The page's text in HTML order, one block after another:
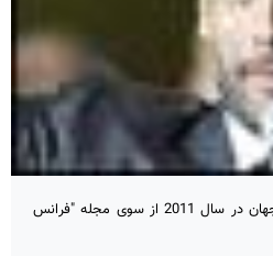
فهرست نامزدهای بهترین مربی جهان در سال 2011 از سوی مجله "فرانس